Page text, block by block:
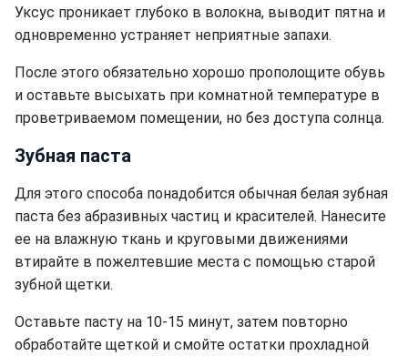
Уксус проникает глубоко в волокна, выводит пятна и
одновременно устраняет неприятные запахи.
После этого обязательно хорошо прополощите обувь
и оставьте высыхать при комнатной температуре в
проветриваемом помещении, но без доступа солнца.
Зубная паста
Для этого способа понадобится обычная белая зубная
паста без абразивных частиц и красителей. Нанесите
ее на влажную ткань и круговыми движениями
втирайте в пожелтевшие места с помощью старой
зубной щетки.
Оставьте пасту на 10-15 минут, затем повторно
обработайте щеткой и смойте остатки прохладной